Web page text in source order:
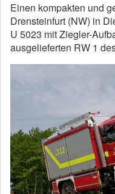
Einen kompakten und
Drensteinfurt (NW) in
U 5023 mit Ziegler-
ausgelieferten RW 1